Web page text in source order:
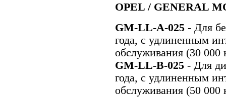
OPEL / GENERAL
GM-LL-A-025 - Для
года, с удлиненным
обслуживания (30 000
GM-LL-B-025 - Для
года, с удлиненным
обслуживания (50 000